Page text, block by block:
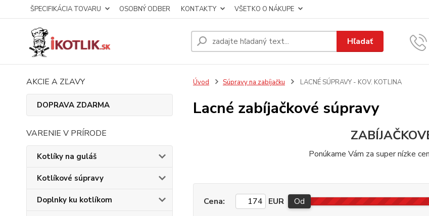
ŠPECIFIKÁCIA TOVARU OSOBNÝ ODBER KONTAKTY VŠETKO O NÁKUPE
Hľadať
AKCIE A ZĽAVY
DOPRAVA ZDARMA
VARENIE V PRÍRODE
Kotlíky na guláš
Kotlíkové súpravy
Doplnky ku kotlíkom
Úvod Súpravy na zabíjačku LACNÉ SÚPRAVY - KOV. KOTLINA
Lacné zabíjačkové súpravy
Ponúkame Vám za super nízke
Cena: EUR Od